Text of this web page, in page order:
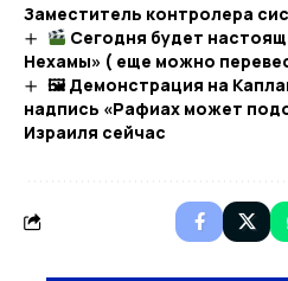
Заместитель контролера
Сегодня будет
Нехамы» ( еще можно
🖼 Демонстрация на
надпись «Рафиах может
Израиля сейчас